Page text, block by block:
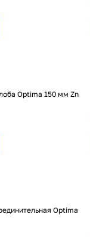
Optima 150 мм Zn
Optima